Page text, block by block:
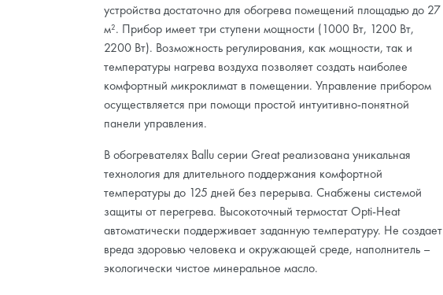
устройства достаточно для обогрева помещений площадью до 27
м². Прибор имеет три ступени мощности (1000 Вт, 1200 Вт,
2200 Вт). Возможность регулирования, как мощности, так и
температуры нагрева воздуха позволяет создать наиболее
комфортный микроклимат в помещении. Управление прибором
осуществляется при помощи простой интуитивно-понятной
панели управления.
В обогревателях Ballu серии Great реализована уникальная
технология для длительного поддержания комфортной
температуры до 125 дней без перерыва. Снабжены системой
защиты от перегрева. Высокоточный термостат Opti-Heat
автоматически поддерживает заданную температуру. Не создает
вреда здоровью человека и окружающей среде, наполнитель –
экологически чистое минеральное масло.